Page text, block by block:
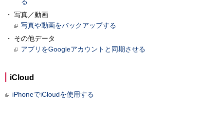
写真／動画
写真や動画をバックアップする
その他データ
アプリをGoogleアカウントと同期させる
iCloud
iPhoneでiCloudを使用する